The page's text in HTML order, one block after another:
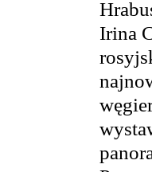
Irina